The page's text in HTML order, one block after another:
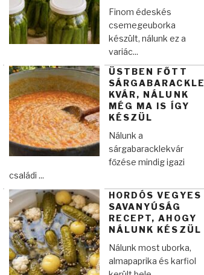
Finom édeskés
csemegeuborka
készült, nálunk ez a
variác...
ÜSTBEN FŐTT
SÁRGABARACKLE
KVÁR, NÁLUNK
MÉG MA IS ÍGY
KÉSZÜL
Nálunk a
sárgabaracklekvár
főzése mindig igazi
családi ...
HORDÓS VEGYES
SAVANYÚSÁG
RECEPT, AHOGY
NÁLUNK KÉSZÜL
Nálunk most uborka,
almapaprika és karfiol